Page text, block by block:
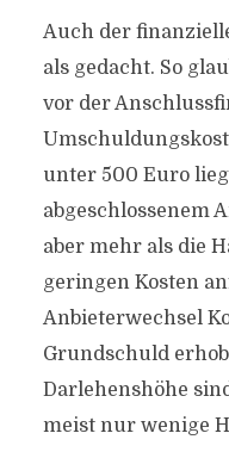
Auch der
als gedacht. So
vor der
unter 500 Euro
abgeschlossenem
aber mehr als die
geringen Kosten
Anbieterwechsel
Grundschuld
Darlehenshöhe
meist nur wenige